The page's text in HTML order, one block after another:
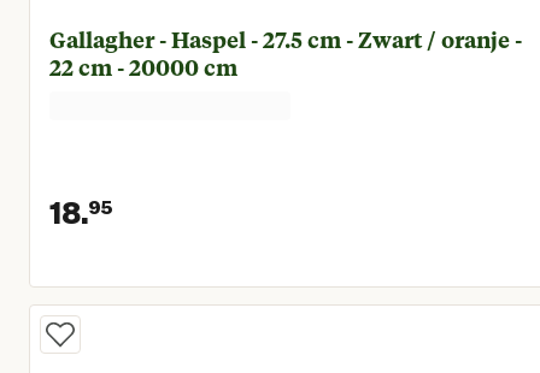
Gallagher - Haspel - 27.5 cm - Zwart / oranje -
22 cm - 20000 cm
18.95
Huidige prijs € 18,95